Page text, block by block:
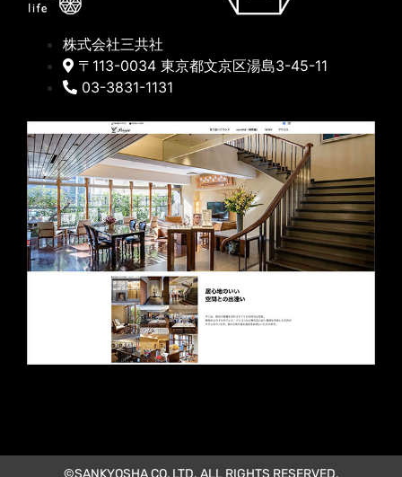
株式会社三共社
〒113-0034 東京都文京区湯島3-45-11
03-3831-1131
©SANKYOSHA CO, LTD. ALL RIGHTS RESERVED.